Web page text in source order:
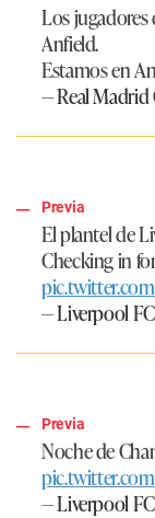
Los jugadores
Anfield.
Estamos en
— Real Madrid
Previa
El plantel de
Checking in
— Liverpool
Previa
Noche de
— Liverpool